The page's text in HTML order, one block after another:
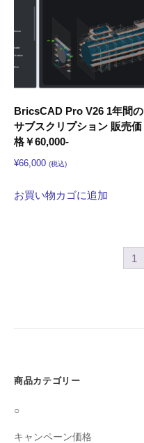
BricsCAD Pro V26 1年間の
サブスクリプション 販売価
格￥60,000-
¥66,000 (税込)
お買い物カゴに追加
1
商品カテゴリー
○
キャンペーン価格